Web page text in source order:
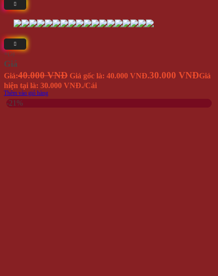
⭐(5)
Giá
Giá:40.000 VNĐ Giá gốc là: 40.000 VNĐ.30.000 VNĐGiá
hiện tại là: 30.000 VNĐ./Cái
Thêm vào giỏ hàng
-21%